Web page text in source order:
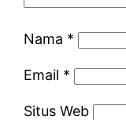
Nama *
Email *
Situs Web